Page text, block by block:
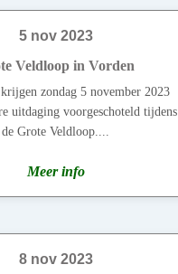
5 nov 2023
Veldloop in Vorden
zondag 5 november 2023
uitdaging voorgeschoteld tijdens
de Grote Veldloop....
Meer info
8 nov 2023